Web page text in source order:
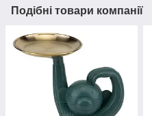
Подібні товари компанії